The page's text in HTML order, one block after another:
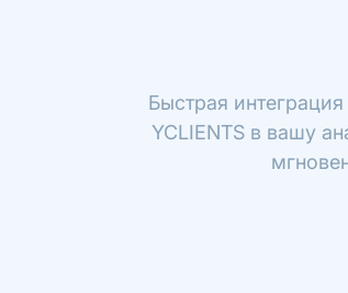
Быстрая
YCLIENTS в вашу